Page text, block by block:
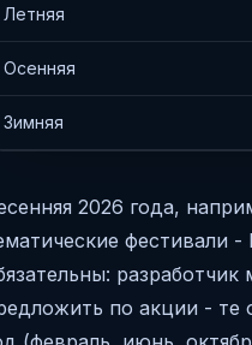
Летняя
Осенняя
Зимняя
2026 года,
фестивали
по акции - те